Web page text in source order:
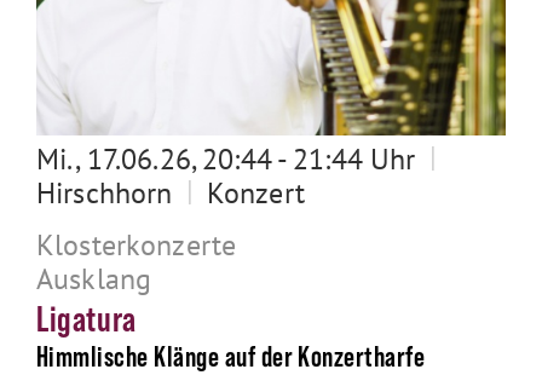
Mi., 17.06.26, 20:44 - 21:44 Uhr |
Hirschhorn | Konzert
Klosterkonzerte
Ausklang
Ligatura
Himmlische Klänge auf der Konzertharfe